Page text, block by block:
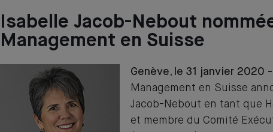
Isabelle Jacob-Nebout
Management en Suisse
Genève, le 31 janvier 2020 -
Management en Suisse
Jacob-Nebout en tant que
et membre du Comité